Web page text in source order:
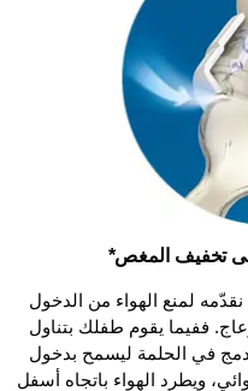
تخفيف المغص*
لمنع الهواء من الدخول
ففيما يقوم طفلك بتناول
في الحلمة ليسمح بدخول
ويطرد الهواء باتجاه أسفل